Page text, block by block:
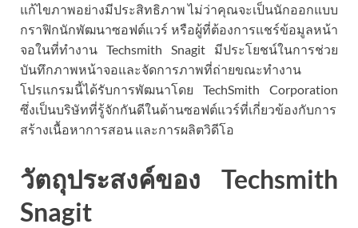
แก้ไขภาพอย่างมีประสิทธิภาพ ไม่ว่าคุณจะเป็นนักออกแบบ
กราฟิกนักพัฒนาซอฟต์แวร์ หรือผู้ที่ต้องการแชร์ข้อมูลหน้า
จอในที่ทำงาน Techsmith Snagit มีประโยชน์ในการช่วย
บันทึกภาพหน้าจอและจัดการภาพที่ถ่ายขณะทำงาน
โปรแกรมนี้ได้รับการพัฒนาโดย TechSmith Corporation
ซึ่งเป็นบริษัทที่รู้จักกันดีในด้านซอฟต์แวร์ที่เกี่ยวข้องกับการ
สร้างเนื้อหาการสอน และการผลิตวิดีโอ
วัตถุประสงค์ของ Techsmith
Snagit